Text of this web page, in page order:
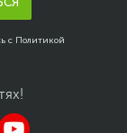
экран, все
Удобно
- без
с Политикой